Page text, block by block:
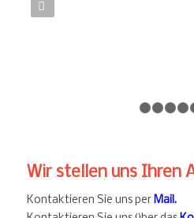
Wir stellen uns Ihren
Kontaktieren Sie uns per Mail.